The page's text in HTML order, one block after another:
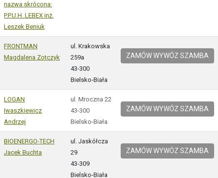
nazwa skrócona:
P.P.U.H. LEBEX inż.
Leszek Beniuk
FRONTMAN
Magdalena Zotczyk
ul. Krakowska
259a
43-300
Bielsko-Biała
ZAMÓW WYWÓZ SZAMBA
LOGAN
Iwaszkiewicz
Andrzej
ul. Mroczna 22
43-300
Bielsko-Biała
ZAMÓW WYWÓZ SZAMBA
BIOENERGO-TECH
Jacek Buchta
ul. Jaskółcza
29
43-309
Bielsko-Biała
ZAMÓW WYWÓZ SZAMBA